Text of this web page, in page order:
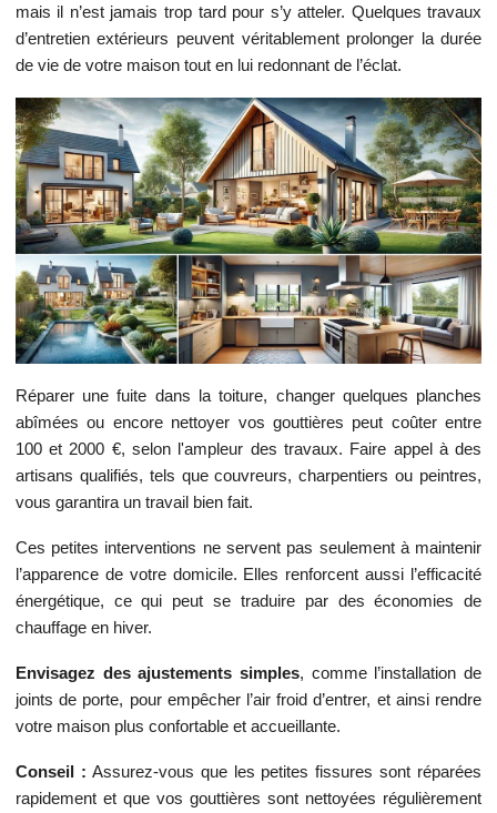
mais il n’est jamais trop tard pour s’y atteler. Quelques travaux
d’entretien extérieurs peuvent véritablement prolonger la durée
de vie de votre maison tout en lui redonnant de l’éclat.
Réparer une fuite dans la toiture, changer quelques planches
abîmées ou encore nettoyer vos gouttières peut coûter entre
100 et 2000 €, selon l'ampleur des travaux. Faire appel à des
artisans qualifiés, tels que couvreurs, charpentiers ou peintres,
vous garantira un travail bien fait.
Ces petites interventions ne servent pas seulement à maintenir
l’apparence de votre domicile. Elles renforcent aussi l’efficacité
énergétique, ce qui peut se traduire par des économies de
chauffage en hiver.
Envisagez des ajustements simples, comme l’installation de
joints de porte, pour empêcher l’air froid d’entrer, et ainsi rendre
votre maison plus confortable et accueillante.
Conseil : Assurez-vous que les petites fissures sont réparées
rapidement et que vos gouttières sont nettoyées régulièrement